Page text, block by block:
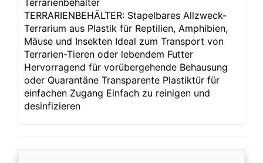
TERRARIENBEHÄLTER: Stapelbares Allzweck-
Terrarium aus Plastik für Reptilien, Amphibien,
Mäuse und Insekten Ideal zum Transport von
Terrarien-Tieren oder lebendem Futter
Hervorragend für vorübergehende Behausung
oder Quarantäne Transparente Plastiktür für
einfachen Zugang Einfach zu reinigen und
desinfizieren